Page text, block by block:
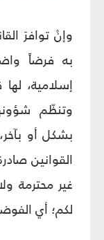
وإنْ توافرَ
به فرضاً
إسلامية،
وتنظّم
بشكل أو
القوانين
غير محترمة
لكم؛ أي